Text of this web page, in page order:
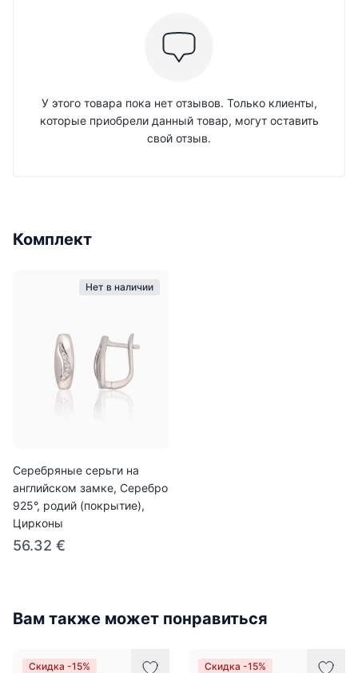
У этого товара пока нет отзывов. Только клиенты,
которые приобрели данный товар, могут оставить
свой отзыв.
Комплект
Нет в наличии
Серебряные серьги на
английском замке, Серебро
925°, родий (покрытие),
Цирконы
56.32 €
Вам также может понравиться
Скидка -15% Скидка -15%